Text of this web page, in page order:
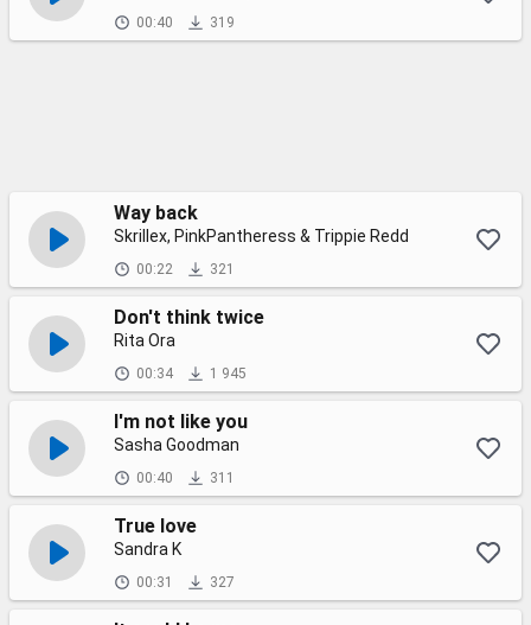
00:40 319
Way back
Skrillex, PinkPantheress & Trippie Redd
00:22 321
Don't think twice
Rita Ora
00:34 1 945
I'm not like you
Sasha Goodman
00:40 311
True love
Sandra K
00:31 327